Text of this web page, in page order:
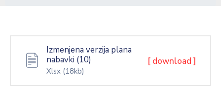
Izmenjena verzija plana
nabavki (10)
Xlsx (18kb)
[ download ]